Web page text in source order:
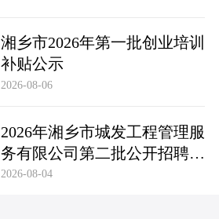
湘乡市2026年第一批创业培训
补贴公示
2026-08-06
2026年湘乡市城发工程管理服
务有限公司第二批公开招聘市
场化聘用工作人员笔试成绩公
2026-08-04